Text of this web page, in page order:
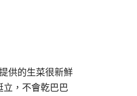
供的生菜很新鮮
立，不會乾巴巴